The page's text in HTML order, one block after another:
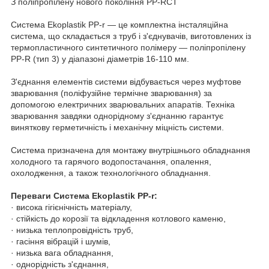
Система Ekoplastik PP-r — це комплектна інсталяційна
система, що складається з труб і з'єднувачів, виготовлених із
термопластичного синтетичного полімеру — поліпропілену
PP-R (тип 3) у діапазоні діаметрів 16-110 мм.
З'єднання елементів системи відбувається через муфтове
зварювання (поліфузійне термічне зварювання) за
допомогою електричних зварювальних апаратів. Техніка
зварювання завдяки однорідному з'єднанню гарантує
виняткову герметичність і механічну міцність системи.
Система призначена для монтажу внутрішнього обладнання
холодного та гарячого водопостачання, опалення,
охолодження, а також технологічного обладнання.
Переваги Система Ekoplastik PP-r:
· висока гігієнічність матеріалу,
· стійкість до корозії та відкладення котлового каменю,
· низька теплопровідність труб,
· гасіння вібрацій і шумів,
· низька вага обладнання,
· однорідність з'єднання,